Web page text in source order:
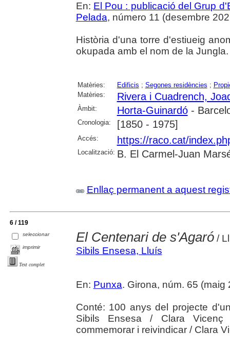
En: El Pou : publicació del Grup
Pelada, número 11 (desembre
Història d'una torre d'estiueig
okupada amb el nom de la Jungla.
Matèries: Edificis ; Segones residències ;
Matèries:
Rivera i Cuadrench,
Àmbit: Horta-Guinardó-
Cronologia: [1850 - 1975]
Accés: https://raco.cat/
Localització: B. El Carmel-Juan
Enllaç permanent a aquest
6 / 119
seleccionar
imprimir
Text complet
El Centenari de s'Agaró/
Sibils Ensesa, Lluís
En: Punxa. Girona, núm. 65 (maig
Conté: 100 anys del projecte
Sibils Ensesa / Clara
commemorar i reivindicar / Clara